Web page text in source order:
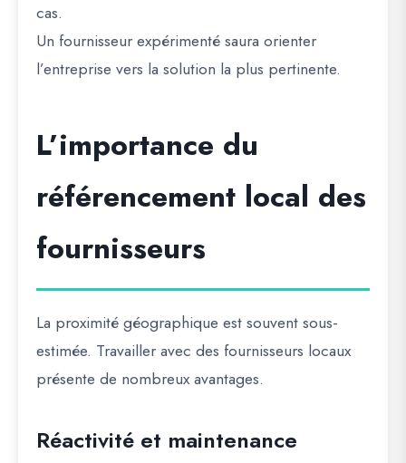
cas.
Un fournisseur expérimenté saura orienter
l’entreprise vers la solution la plus pertinente.
L’importance du
référencement local des
fournisseurs
La proximité géographique est souvent sous-
estimée. Travailler avec des fournisseurs locaux
présente de nombreux avantages.
Réactivité et maintenance